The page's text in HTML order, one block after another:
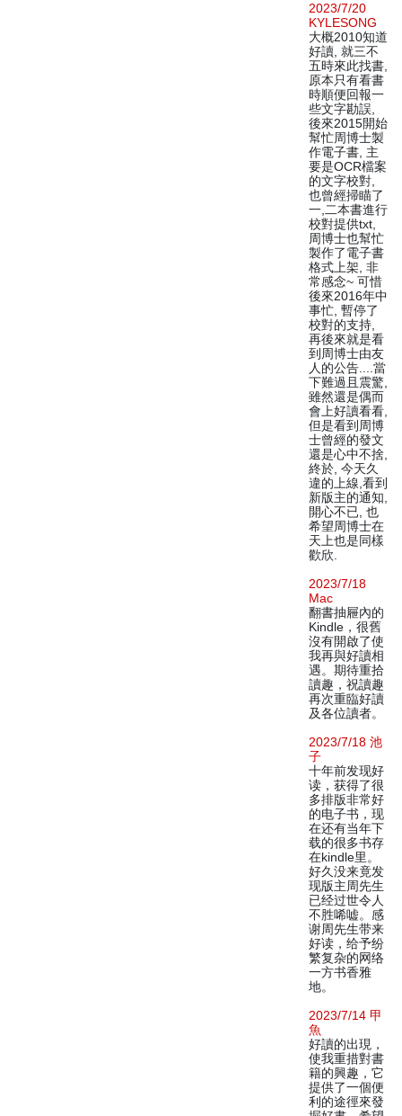
2023/7/20
KYLESONG
大概2010知道
好讀, 就三不
五時來此找書,
原本只有看書
時順便回報一
些文字勘誤,
後來2015開始
幫忙周博士製
作電子書, 主
要是OCR檔案
的文字校對,
也曾經掃瞄了
一,二本書進行
校對提供txt,
周博士也幫忙
製作了電子書
格式上架, 非
常感念~ 可惜
後來2016年中
事忙, 暫停了
校對的支持,
再後來就是看
到周博士由友
人的公告....當
下難過且震驚,
雖然還是偶而
會上好讀看看,
但是看到周博
士曾經的發文
還是心中不捨,
終於, 今天久
違的上線,看到
新版主的通知,
開心不已, 也
希望周博士在
天上也是同樣
歡欣.
2023/7/18
Mac
翻書抽屜內的
Kindle，很舊
沒有開啟了使
我再與好讀相
遇。期待重拾
讀趣，祝讀趣
再次重臨好讀
及各位讀者。
2023/7/18 池
子
十年前发现好
读，获得了很
多排版非常好
的电子书，现
在还有当年下
载的很多书存
在kindle里。
好久没来竟发
现版主周先生
已经过世令人
不胜唏嘘。感
谢周先生带来
好读，给予纷
繁复杂的网络
一方书香雅
地。
2023/7/14 甲
魚
好讀的出現，
使我重措對書
籍的興趣，它
提供了一個便
利的途徑來發